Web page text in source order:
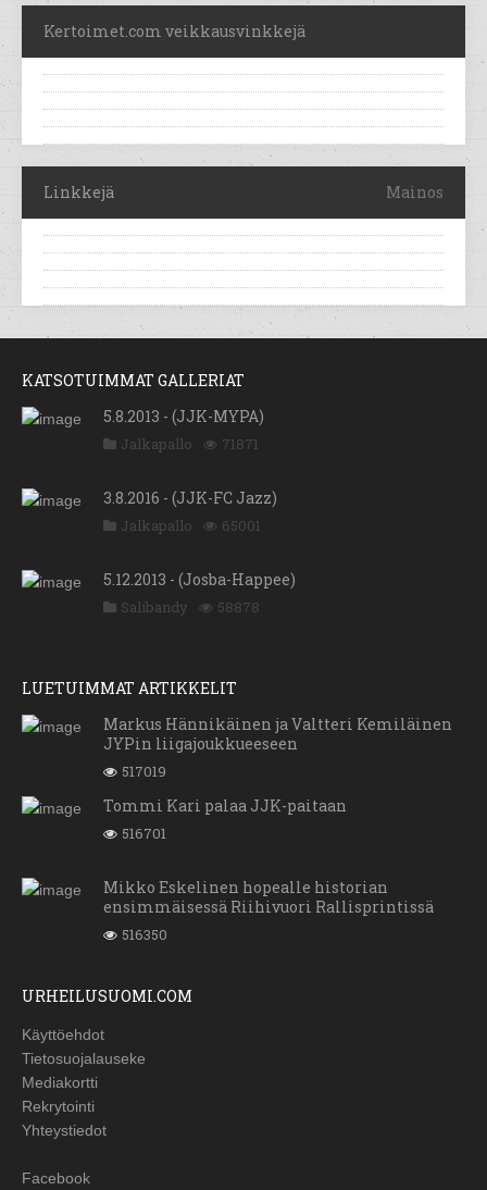
Kertoimet.com veikkausvinkkejä
Linkkejä Mainos
KATSOTUIMMAT GALLERIAT
5.8.2013 - (JJK-MYPA)
Jalkapallo 71871
3.8.2016 - (JJK-FC Jazz)
Jalkapallo 65001
5.12.2013 - (Josba-Happee)
Salibandy 58878
LUETUIMMAT ARTIKKELIT
Markus Hännikäinen ja Valtteri Kemiläinen
JYPin liigajoukkueeseen
517019
Tommi Kari palaa JJK-paitaan
516701
Mikko Eskelinen hopealle historian
ensimmäisessä Riihivuori Rallisprintissä
516350
URHEILUSUOMI.COM
Käyttöehdot
Tietosuojalauseke
Mediakortti
Rekrytointi
Yhteystiedot
Facebook